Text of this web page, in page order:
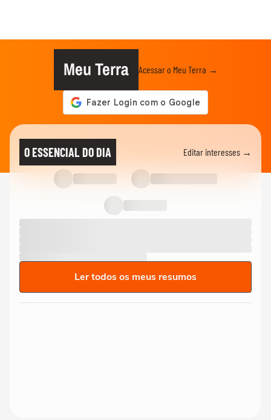
Meu Terra Acessar o Meu Terra →
O ESSENCIAL DO DIA Editar interesses →
Ler todos os meus resumos